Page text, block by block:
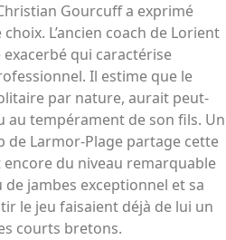
Gourcuff a exprimé
L’ancien coach de Lorient
qui caractérise
Il estime que le
par nature, aurait peut-
au tempérament de son fils. Un
de Larmor-Plage partage cette
du niveau remarquable
de jambes exceptionnel et sa
le jeu faisaient déjà de lui un
courts bretons.